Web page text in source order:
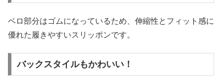
ベロ部分はゴムになっているため、伸縮性とフィット感に
優れた履きやすいスリッポンです。
バックスタイルもかわいい！